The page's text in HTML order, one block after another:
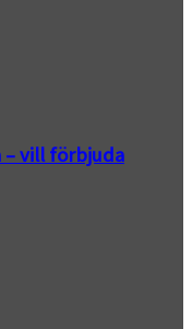
– vill förbjuda